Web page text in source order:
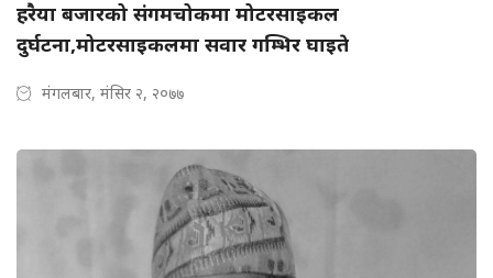
हरैया बजारको संगमचोकमा मोटरसाइकल
दुर्घटना,मोटरसाइकलमा सवार गम्भिर घाइते
मंगलबार, मंसिर २, २०७७